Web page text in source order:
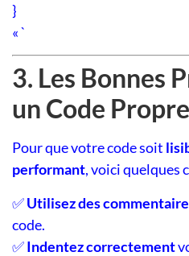
}
« `
3. Les Bonnes
un Code
Pour que votre code soit
performant, voici quelques
✅Utilisez des
code.
✅Indentez correctement